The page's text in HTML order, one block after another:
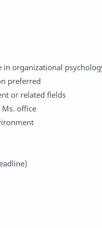
in organizational
preferred
or related flelds
office